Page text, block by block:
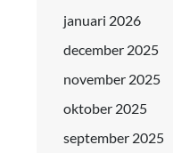
januari 2026
december 2025
november 2025
oktober 2025
september 2025